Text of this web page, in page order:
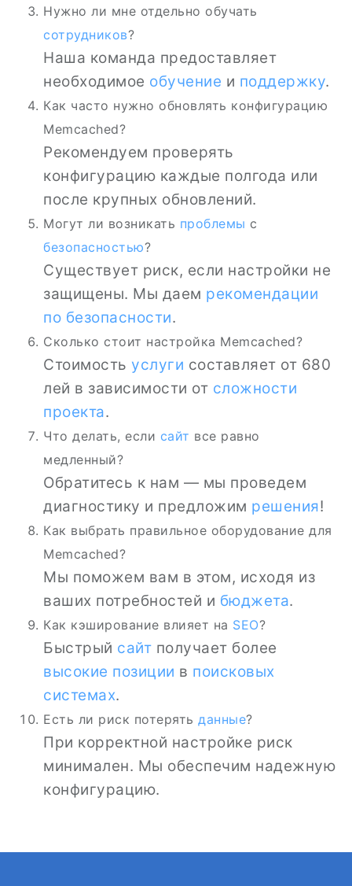
Нужно ли мне отдельно обучать
сотрудников?
Наша команда предоставляет
необходимое обучение и поддержку.
Как часто нужно обновлять конфигурацию
Memcached?
Рекомендуем проверять
конфигурацию каждые полгода или
после крупных обновлений.
Могут ли возникать проблемы с
безопасностью?
Существует риск, если настройки не
защищены. Мы даем рекомендации
по безопасности.
Сколько стоит настройка Memcached?
Стоимость услуги составляет от 680
лей в зависимости от сложности
проекта.
Что делать, если сайт все равно
медленный?
Обратитесь к нам — мы проведем
диагностику и предложим решения!
Как выбрать правильное оборудование для
Memcached?
Мы поможем вам в этом, исходя из
ваших потребностей и бюджета.
Как кэширование влияет на SEO?
Быстрый сайт получает более
высокие позиции в поисковых
системах.
Есть ли риск потерять данные?
При корректной настройке риск
минимален. Мы обеспечим надежную
конфигурацию.